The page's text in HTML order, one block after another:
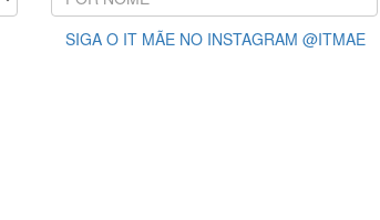
SIGA O IT MÃE NO INSTAGRAM @ITMAE